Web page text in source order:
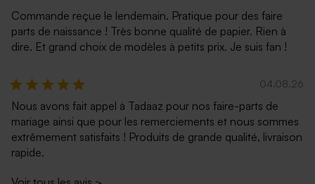
Commande reçue le lendemain. Pratique pour des faire
parts de naissance ! Très bonne qualité de papier. Rien à
dire. Et grand choix de modèles à petits prix. Je suis fan !
04.08.26
Nous avons fait appel à Tadaaz pour nos faire-parts de
mariage ainsi que pour les remerciements et nous sommes
extrêmement satisfaits ! Produits de grande qualité, livraison
rapide.